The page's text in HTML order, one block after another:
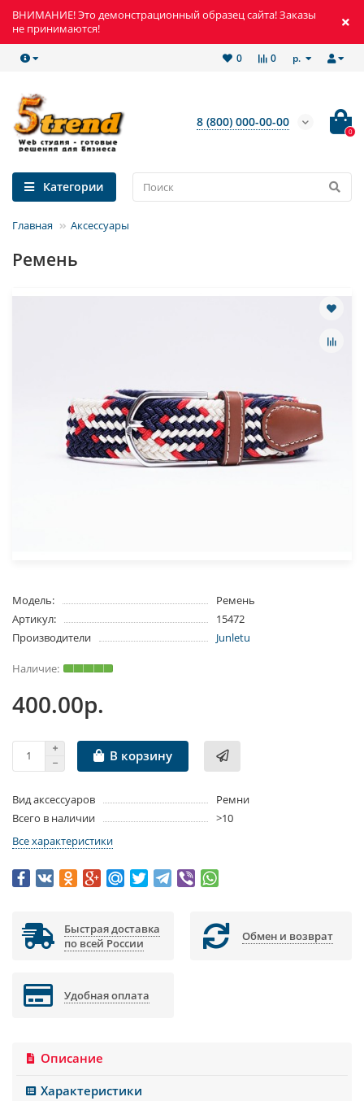
ВНИМАНИЕ! Это демонстрационный образец сайта! Заказы
не принимаются!
р.
0
0
8 (800) 000-00-00
0
Категории
Главная Аксессуары
Ремень
Модель:
Ремень
Артикул:
15472
Производители
Junletu
400.00р.
В корзину
Вид аксессуаров
Ремни
Всего в наличии
>10
Все характеристики
Быстрая доставка
по всей России
Обмен и возврат
Удобная оплата
Описание
Характеристики